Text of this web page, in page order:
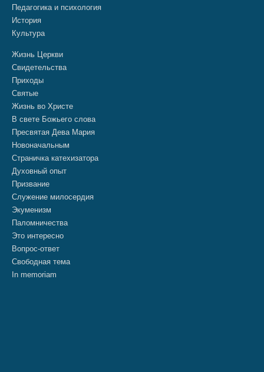
Педагогика и психология
История
Культура
Жизнь Церкви
Свидетельства
Приходы
Святые
Жизнь во Христе
В свете Божьего слова
Пресвятая Дева Мария
Новоначальным
Страничка катехизатора
Духовный опыт
Призвание
Служение милосердия
Экуменизм
Паломничества
Это интересно
Вопрос-ответ
Свободная тема
In memoriam